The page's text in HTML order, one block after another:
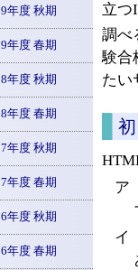
立つ
調べ
験合
たい
ア
イ
年度 秋期
年度 春期
年度 秋期
年度 春期
年度 秋期
年度 春期
年度 秋期
年度 春期